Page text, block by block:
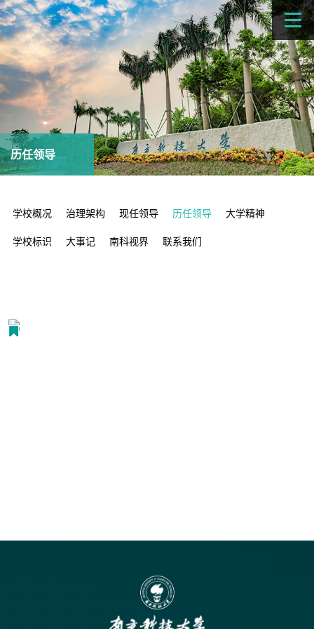
历任领导
学校概况 治理架构 现任领导 历任领导 大学精神
学校标识 大事记 南科视界 联系我们